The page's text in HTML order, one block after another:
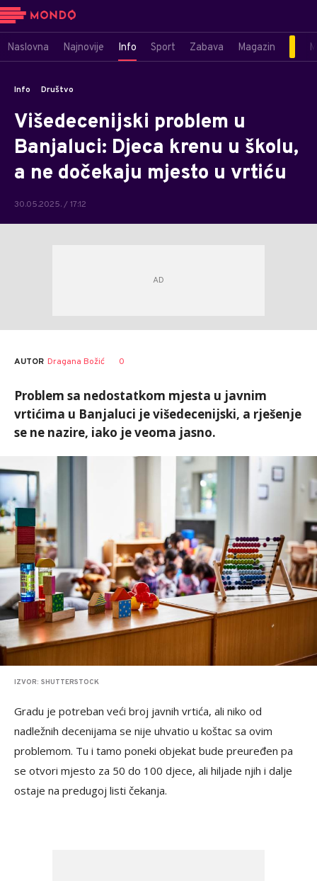
Naslovna Najnovije Info Sport Zabava Magazin
Info Društvo
Višedecenijski problem u
Banjaluci: Djeca krenu u školu,
a ne dočekaju mjesto u vrtiću
30.05.2025. / 17:12
AUTOR Dragana Božić 0
Problem sa nedostatkom mjesta u javnim
vrtićima u Banjaluci je višedecenijski, a rješenje
se ne nazire, iako je veoma jasno.
IZVOR: SHUTTERSTOCK
Gradu je potreban veći broj javnih vrtića, ali niko od
nadležnih decenijama se nije uhvatio u koštac sa ovim
problemom. Tu i tamo poneki objekat bude preuređen pa
se otvori mjesto za 50 do 100 djece, ali hiljade njih i dalje
ostaje na predugoj listi čekanja.